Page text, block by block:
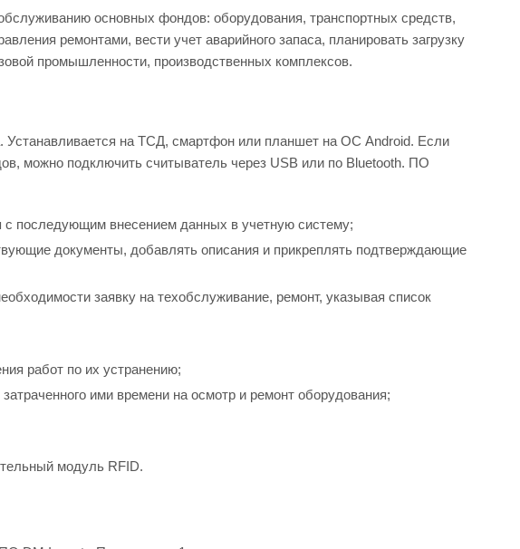
основных фондов: оборудования, транспортных средств,
ремонтами, вести учет аварийного запаса, планировать загрузку
промышленности, производственных комплексов.
на ТСД, смартфон или планшет на ОС Android. Если
можно подключить считыватель через USB или по Bluetooth. ПО
с последующим внесением данных в учетную систему;
документы, добавлять описания и прикреплять подтверждающие
заявку на техобслуживание, ремонт, указывая список
работ по их устранению;
ими времени на осмотр и ремонт оборудования;
модуль RFID.